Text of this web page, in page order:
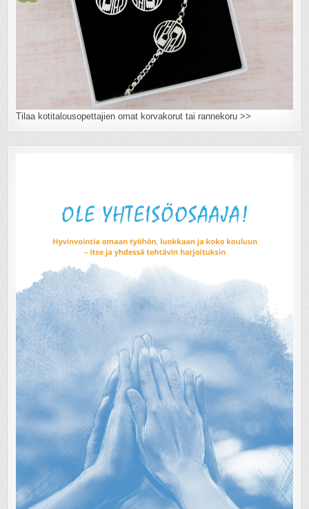
Tilaa kotitalousopettajien omat korvakorut tai rannekoru >>